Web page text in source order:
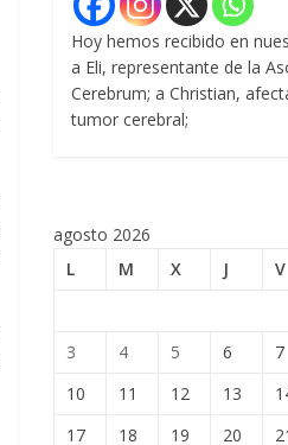
Hoy hemos recibido en
a Eli, representante de la
Cerebrum; a Christian,
tumor cerebral;
agosto 2026
L
M X J V
3
4 5 6 7
10
11 12 13
17
18 19 20